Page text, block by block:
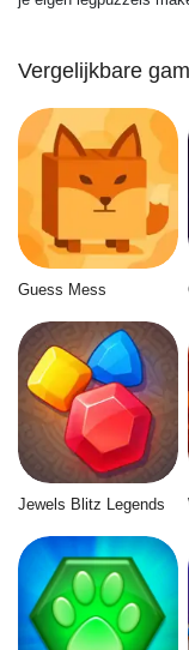
Vergelijkbare
Guess Mess
Jewels Blitz Legends